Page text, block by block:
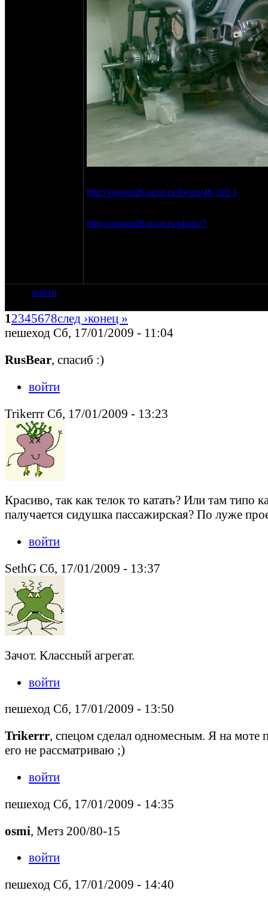
http://custom26.ucoz.ru/forum/46-102-1
http://custom26.ucoz.ru/photo/7
войти
12345678след ›конец »
пешеход Сб, 17/01/2009 - 11:04
RusBear, спасиб :)
войти
Trikerrr Сб, 17/01/2009 - 13:23
Красиво, так как телок то катать? Или там
палучается сидушка пассажирская? По луже
войти
SethG Сб, 17/01/2009 - 13:37
Зачот. Классный агрегат.
войти
пешеход Сб, 17/01/2009 - 13:50
Trikerrr, спецом сделал одномесным. Я на моте
его не рассматриваю ;)
войти
пешеход Сб, 17/01/2009 - 14:35
osmi , Метз 200/80-15
войти
пешеход Сб, 17/01/2009 - 14:40